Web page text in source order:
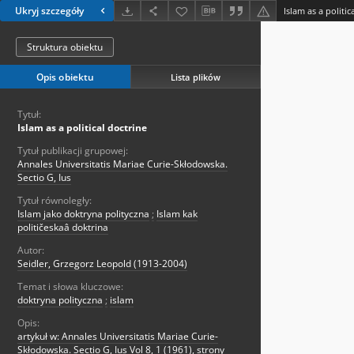
Ukryj szczegóły Islam as a
Struktura obiektu
Opis obiektu Lista plików
Tytuł:
Islam as a political doctrine
Tytuł publikacji grupowej:
Annales Universitatis Mariae Curie-Skłodowska.
Sectio G, Ius
Tytuł równoległy:
Islam jako doktryna polityczna ; Islam kak
političeskaâ doktrina
Autor:
Seidler, Grzegorz Leopold (1913-2004)
Temat i słowa kluczowe:
doktryna polityczna ; islam
Opis:
artykuł w: Annales Universitatis Mariae Curie-
Skłodowska. Sectio G, Ius Vol 8, 1 (1961), strony